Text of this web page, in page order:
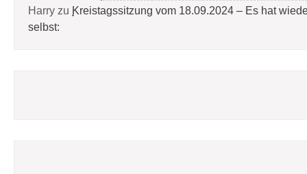
Harry zu Kreistagssitzung vom 18.09.2024 – Es hat
selbst: